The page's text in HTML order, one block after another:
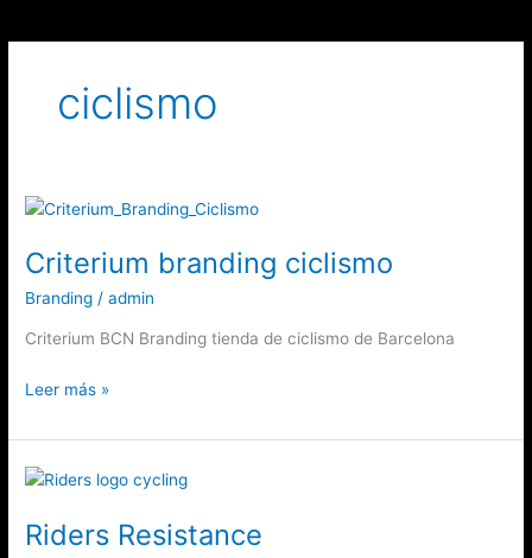
al
ciclismo
Criterium branding ciclismo
Branding /admin
Criterium BCN Branding tienda de ciclismo de Barcelona
Criterium
ciclismo
Leer más »
Riders Resistance
Riders